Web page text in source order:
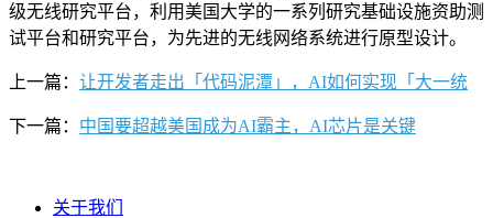
级无线研究平台，利用美国大学的一系列研究基础设施资助测
试平台和研究平台，为先进的无线网络系统进行原型设计。
上一篇： 让开发者走出「代码泥潭」，AI如何实现「大一统
下一篇： 中国要超越美国成为AI霸主，AI芯片是关键
关于我们